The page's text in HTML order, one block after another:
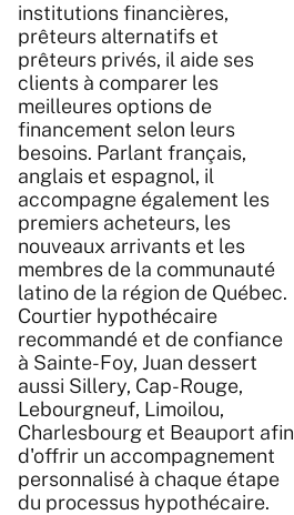
institutions financières,
prêteurs alternatifs et
prêteurs privés, il aide ses
clients à comparer les
meilleures options de
financement selon leurs
besoins. Parlant français,
anglais et espagnol, il
accompagne également les
premiers acheteurs, les
nouveaux arrivants et les
membres de la communauté
latino de la région de Québec.
Courtier hypothécaire
recommandé et de confiance
à Sainte-Foy, Juan dessert
aussi Sillery, Cap-Rouge,
Lebourgneuf, Limoilou,
Charlesbourg et Beauport afin
d'offrir un accompagnement
personnalisé à chaque étape
du processus hypothécaire.